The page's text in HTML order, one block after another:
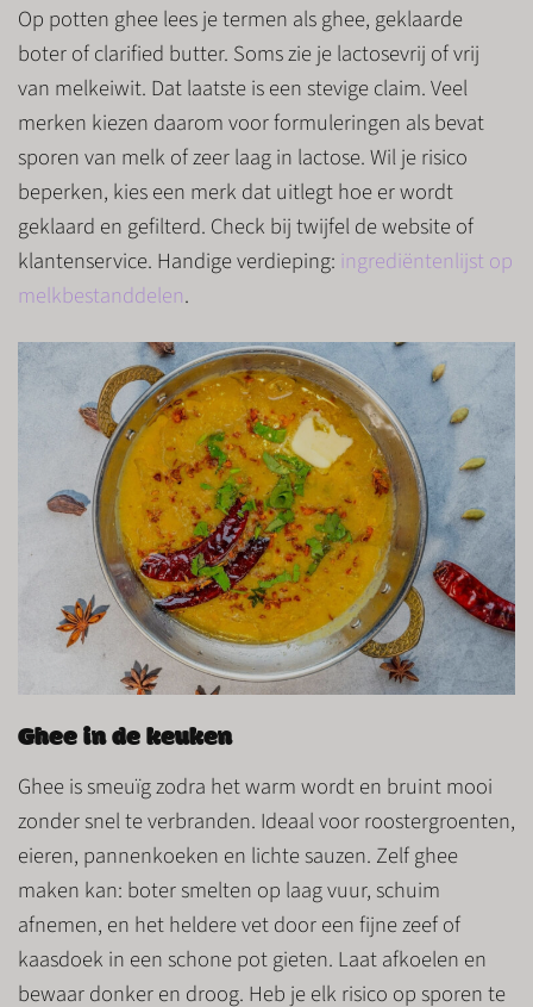
Op potten ghee lees je termen als ghee, geklaarde
boter of clarified butter. Soms zie je lactosevrij of vrij
van melkeiwit. Dat laatste is een stevige claim. Veel
merken kiezen daarom voor formuleringen als bevat
sporen van melk of zeer laag in lactose. Wil je risico
beperken, kies een merk dat uitlegt hoe er wordt
geklaard en gefilterd. Check bij twijfel de website of
klantenservice. Handige verdieping: ingrediëntenlijst op
melkbestanddelen.
Ghee in de keuken
Ghee is smeuïg zodra het warm wordt en bruint mooi
zonder snel te verbranden. Ideaal voor roostergroenten,
eieren, pannenkoeken en lichte sauzen. Zelf ghee
maken kan: boter smelten op laag vuur, schuim
afnemen, en het heldere vet door een fijne zeef of
kaasdoek in een schone pot gieten. Laat afkoelen en
bewaar donker en droog. Heb je elk risico op sporen te